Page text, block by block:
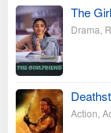
The
Drama
Action